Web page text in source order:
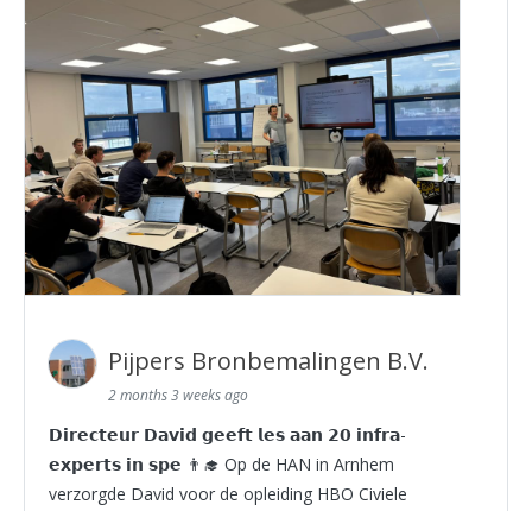
Pijpers Bronbemalingen B.V.
2 months 3 weeks ago
𝗗𝗶𝗿𝗲𝗰𝘁𝗲𝘂𝗿 𝗗𝗮𝘃𝗶𝗱 𝗴𝗲𝗲𝗳𝘁 𝗹𝗲𝘀 𝗮𝗮𝗻 𝟮𝟬 𝗶𝗻𝗳𝗿𝗮-
𝗲𝘅𝗽𝗲𝗿𝘁𝘀 𝗶𝗻 𝘀𝗽𝗲 👨‍🎓 Op de HAN in Arnhem
verzorgde David voor de opleiding HBO Civiele